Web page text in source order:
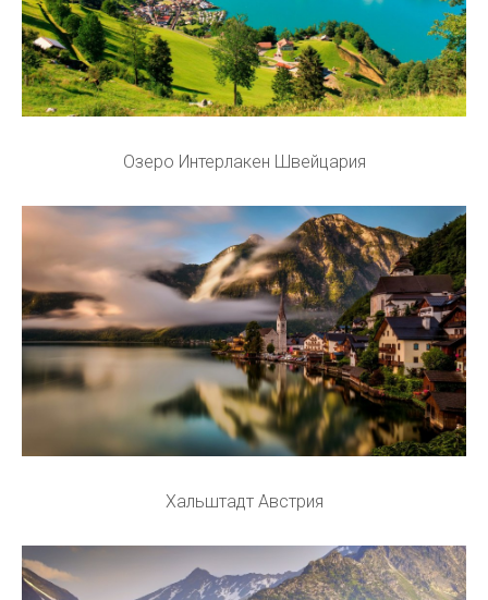
Озеро Интерлакен Швейцария
Хальштадт Австрия